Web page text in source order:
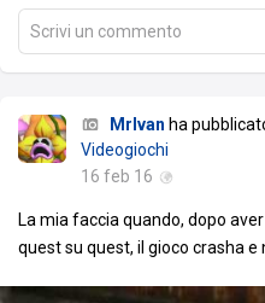
Scrivi un commento
MrIvan ha
Videogiochi
16 feb 16
La mia faccia quando, dopo
quest su quest, il gioco crasha e